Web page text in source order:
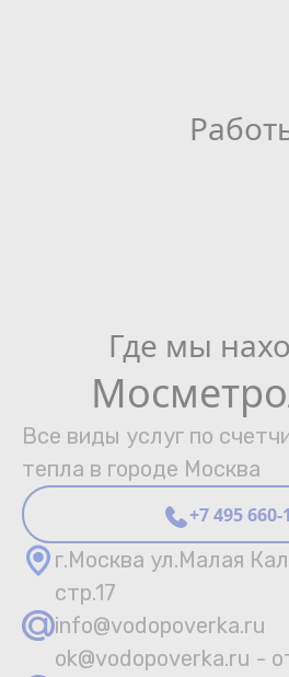
Где мы
Все виды услуг по
тепла в городе Москва
+7 495 660-
г.Москва ул.Малая
стр.17
info@vodopoverka.ru
ok@vodopoverka.ru -